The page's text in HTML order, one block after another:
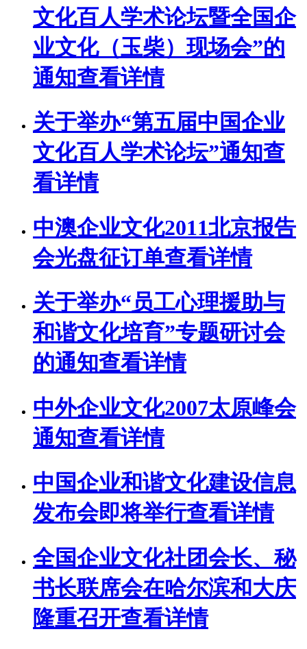
文化百人学术论坛暨全国企
业文化（玉柴）现场会”的
通知查看详情
关于举办“第五届中国企业
文化百人学术论坛”通知查
看详情
中澳企业文化2011北京报告
会光盘征订单查看详情
关于举办“员工心理援助与
和谐文化培育”专题研讨会
的通知查看详情
中外企业文化2007太原峰会
通知查看详情
中国企业和谐文化建设信息
发布会即将举行查看详情
全国企业文化社团会长、秘
书长联席会在哈尔滨和大庆
隆重召开查看详情